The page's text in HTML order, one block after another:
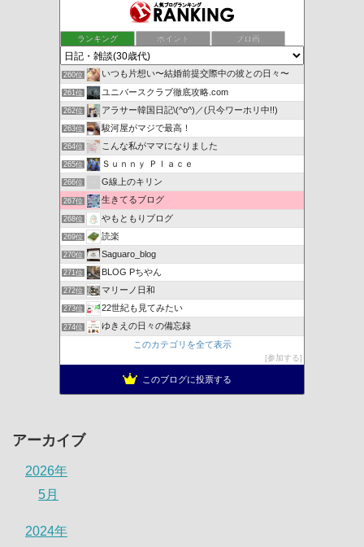
ランキング ポイント ブロ画
260位 いつも片想い〜結婚前提交際中の彼との日々〜
261位 ユニバースクラブ徹底攻略.com
262位 アラサー韓国日記\(^o^)／(只今ワーホリ中!!)
263位 駿河屋がマジで最高！
264位 こんな私がママになりました
265位 Ｓｕｎｎｙ Ｐｌａｃｅ
266位 G線上のキリン
267位 生きてるブログ
268位 やもともりブログ
269位 読楽
270位 Saguaro_blog
271位 BLOG Pちやん
272位 マリーノ日和
273位 22世紀も見てみたい
274位
ゆきえの日々の備忘録
このカテゴリを全て表示
参加する
このブログに投票する
アーカイブ
2026年
5月
2024年